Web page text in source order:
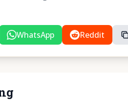
WhatsApp Reddit